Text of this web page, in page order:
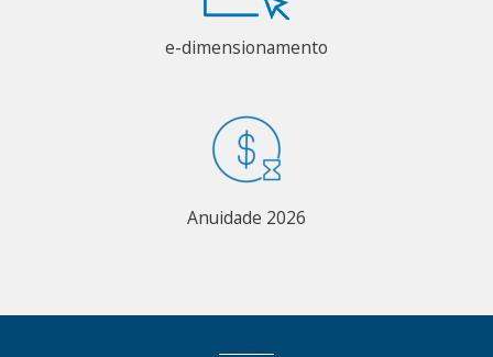
e-dimensionamento
Anuidade 2026